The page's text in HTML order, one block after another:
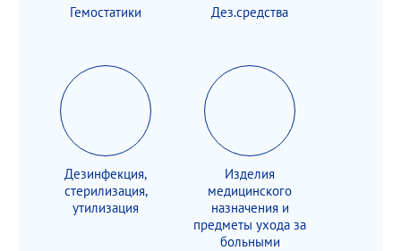
Гемостатики Дез.средства
Дезинфекция,
стерилизация,
утилизация
Изделия
медицинского
назначения и
предметы ухода за
больными